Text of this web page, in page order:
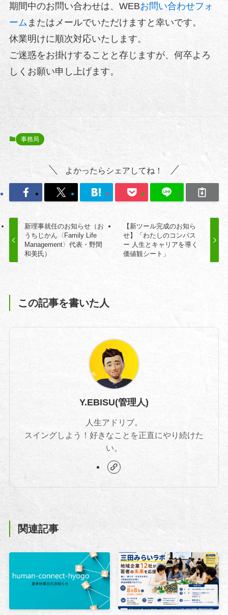
期間中のお問い合わせは、WEBお問い合わせフォ
ーム またはメールでいただけますと幸いです。
休業明けに順次対応いたします。
ご迷惑をお掛けすることと存じますが、何卒よろ
しくお願い申し上げます。
事務局
よかったらシェアしてね！
新理事就任のお知らせ（お
うちじかん〈Family Life
Management〉代表・野間
和美氏）
【新ツール完成のお知ら
せ】「わたしのコンパス
ー 人生とキャリアを導く
価値観シート」
この記事を書いた人
Y.EBISU(管理人)
人生アドリブ。
スイングしよう！好きなことを正直にやり続けた
い。
関連記事